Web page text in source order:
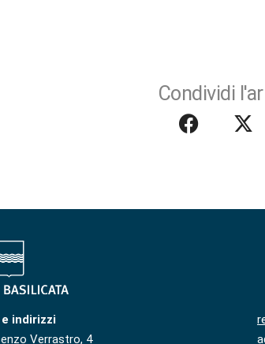
Condividi
indirizzi
Verrastro, 4